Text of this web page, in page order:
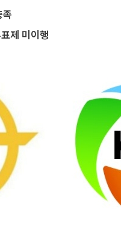
족
제 미이행